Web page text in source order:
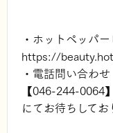
・ホットペッパ
https://
・電話問い合わせ
【046-244-0064】
にてお待ちしてお